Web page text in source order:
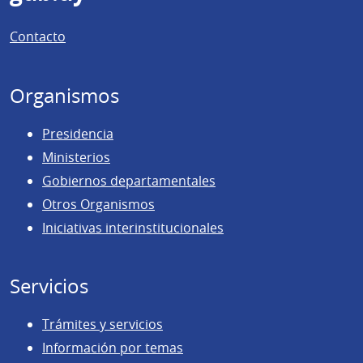
de
página
Contacto
Organismos
Presidencia
Ministerios
Gobiernos departamentales
Otros Organismos
Iniciativas interinstitucionales
Servicios
Trámites y servicios
Información por temas